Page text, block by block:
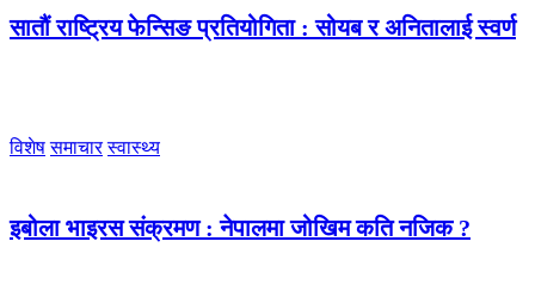
सातौं राष्ट्रिय फेन्सिङ प्रतियोगिता : सोयब र अनितालाई स्वर्ण
विशेष समाचार स्वास्थ्य
इबोला भाइरस संक्रमण : नेपालमा जोखिम कति नजिक ?